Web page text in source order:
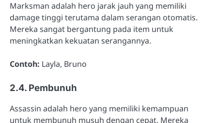
Marksman adalah hero jarak jauh yang memiliki
damage tinggi terutama dalam serangan otomatis.
Mereka sangat bergantung pada item untuk
meningkatkan kekuatan serangannya.
Contoh: Layla, Bruno
2.4. Pembunuh
Assassin adalah hero yang memiliki kemampuan
untuk membunuh musuh dengan cepat. Mereka